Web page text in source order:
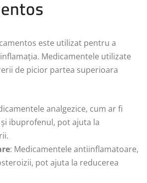
este utilizat pentru a
Medicamentele utilizate
de picior partea superioara
analgezice, cum ar fi
ibuprofenul, pot ajuta la
: Medicamentele antiinflamatoare,
pot ajuta la reducerea